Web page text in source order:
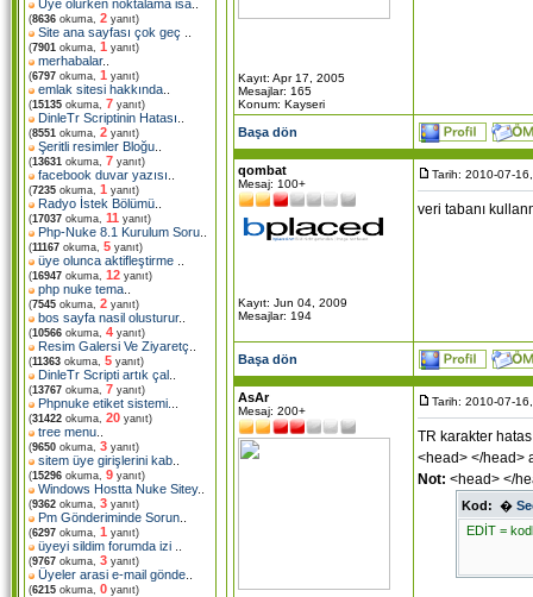
Üye olurken noktalama isa
(8636 okuma, 2 yanıt)
Site ana sayfası çok geç
(7901 okuma, 1 yanıt)
merhabalar..
(6797 okuma, 1 yanıt)
emlak sitesi hakkında
(15135 okuma, 7 yanıt)
DinleTr Scriptinin Hatası
(8551 okuma, 2 yanıt)
Şeritli resimler Bloğu
(13631 okuma, 7 yanıt)
facebook duvar yazısı
(7235 okuma, 1 yanıt)
Radyo İstek Bölümü
(17037 okuma, 11 yanıt)
Php-Nuke 8.1 Kurulum Soru
(11167 okuma, 5 yanıt)
üye olunca aktifleştirme
(16947 okuma, 12 yanıt)
php nuke tema
(7545 okuma, 2 yanıt)
bos sayfa nasil olusturur..
(10566 okuma, 4 yanıt)
Resim Galersi Ve Ziyaretç
(11363 okuma, 5 yanıt)
DinleTr Scripti artık çal
(13767 okuma, 7 yanıt)
Phpnuke etiket sistemi.
(31422 okuma, 20 yanıt)
tree menu
(9650 okuma, 3 yanıt)
sitem üye girişlerini kab
(15296 okuma, 9 yanıt)
Windows Hostta Nuke Sitey..
(9362 okuma, 3 yanıt)
Pm Gönderiminde Sorun
(6297 okuma, 1 yanıt)
üyeyi sildim forumda izi
(9767 okuma, 3 yanıt)
Üyeler arasi e-mail gönde
(6215 okuma, 0 yanıt)
Kayıt: Apr 17, 2005
Mesajlar: 165
Konum: Kayseri
Başa dön
qombat
Mesaj: 100+
Kayıt: Jun 04, 2009
Mesajlar: 194
Tarih: 2010-07-
veri tabanı
Başa dön
AsAr
Mesaj: 200+
Tarih: 2010-07-
TR karakter
<head> </head>
Not: <head> </
Kod: �
EDİT =